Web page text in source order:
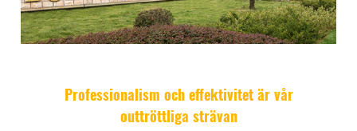
Professionalism och effektivitet är vår
outtröttliga strävan